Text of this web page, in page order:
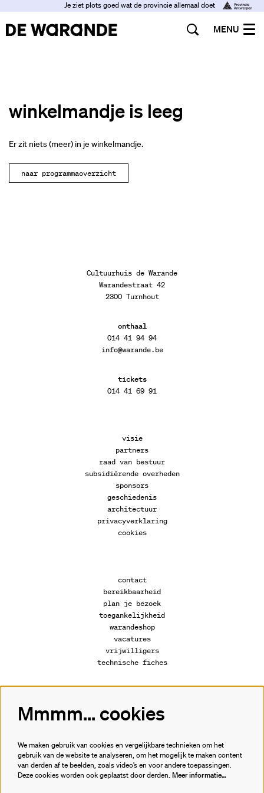
Je ziet plots goed wat de provincie allemaal doet
MENU
winkelmandje is leeg
Er zit niets (meer) in je winkelmandje.
naar programmaoverzicht
Cultuurhuis de Warande
Warandestraat 42
2300 Turnhout
onthaal
014 41 94 94
info@warande.be
tickets
014 41 69 91
visie
partners
raad van bestuur
subsidiërende overheden
sponsors
geschiedenis
architectuur
privacyverklaring
cookies
contact
bereikbaarheid
plan je bezoek
toegankelijkheid
warandeshop
vacatures
vrijwilligers
technische fiches
Volg ons
Meld je aan voor de nieuwsbrief.
Mmmm... cookies
We maken gebruik van cookies en vergelijkbare technieken om het
gebruik van de website te analyseren, om het mogelijk te maken content
van derden af te beelden, zoals video’s en voor andere toepassingen.
Deze cookies worden ook geplaatst door derden. Meer informatie…